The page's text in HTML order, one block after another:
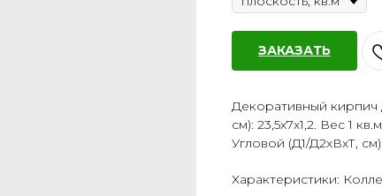
ЗАКАЗАТЬ
Декоративный кирпич
см): 23,5х7х1,2. Вес 1
Угловой (Д1/Д2хВхТ, см):
Характеристики: